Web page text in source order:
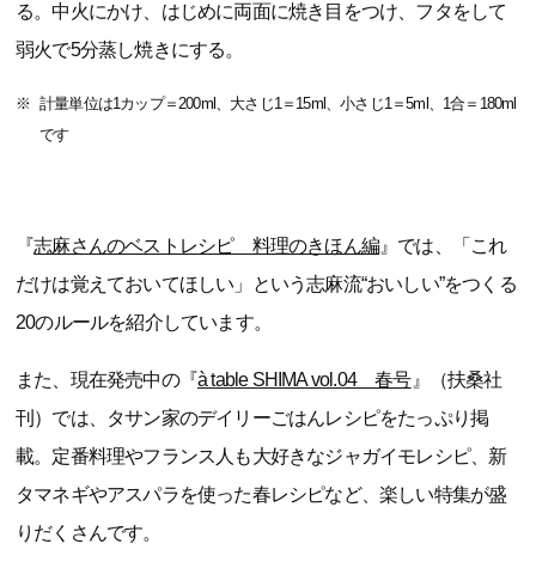
る。中火にかけ、はじめに両面に焼き目をつけ、フタをして
弱火で5分蒸し焼きにする。
計量単位は1カップ＝200ml、大さじ1＝15ml、小さじ1＝5ml、1合＝180ml
です
『志麻さんのベストレシピ 料理のきほん編』では、「これ
だけは覚えておいてほしい」という志麻流“おいしい”をつくる
20のルールを紹介しています。
また、現在発売中の『à table SHIMA vol.04 春号』（扶桑社
刊）では、タサン家のデイリーごはんレシピをたっぷり掲
載。定番料理やフランス人も大好きなジャガイモレシピ、新
タマネギやアスパラを使った春レシピなど、楽しい特集が盛
りだくさんです。